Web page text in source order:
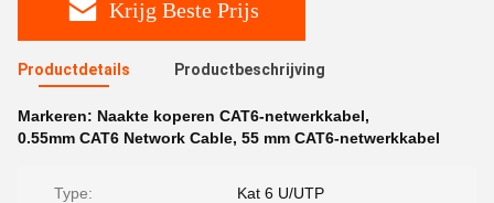
Krijg Beste Prijs
Productdetails Productbeschrijving
Markeren: Naakte koperen CAT6-netwerkkabel,
0.55mm CAT6 Network Cable, 55 mm CAT6-netwerkkabel
Type: Kat 6 U/UTP